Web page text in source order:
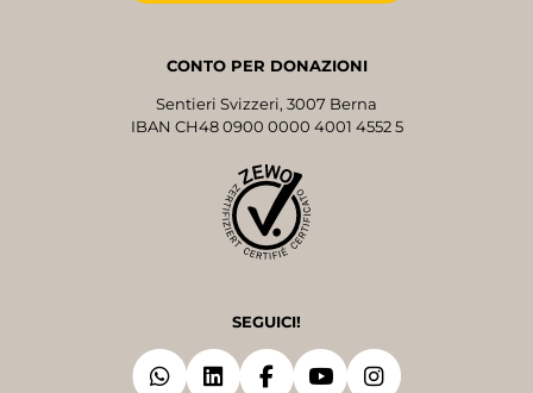
CONTO PER DONAZIONI
Sentieri Svizzeri, 3007 Berna
IBAN CH48 0900 0000 4001 4552 5
SEGUICI!